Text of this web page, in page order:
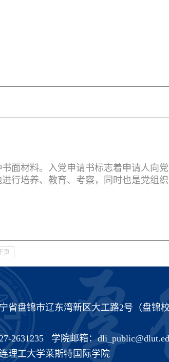
面材料。入党申请书标志着申请人向
行培养、教育、考察，同时也是党组
下页
省盘锦市辽东湾新区大工路2号（盘锦
2631235 学院邮箱：
理工大学莱斯特国际学院